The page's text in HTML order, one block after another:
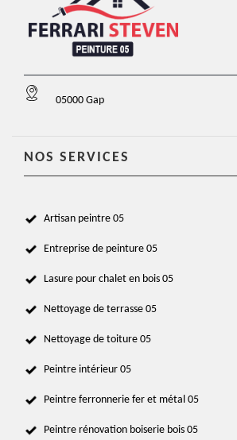
05000 Gap
NOS SERVICES
Artisan peintre 05
Entreprise de peinture 05
Lasure pour chalet en bois 05
Nettoyage de terrasse 05
Nettoyage de toiture 05
Peintre intérieur 05
Peintre ferronnerie fer et métal 05
Peintre rénovation boiserie bois 05